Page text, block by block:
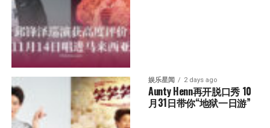
娱乐星闻 2 days ago
Aunty Henn再开脱口秀 10
月31日带你“地狱一日游”